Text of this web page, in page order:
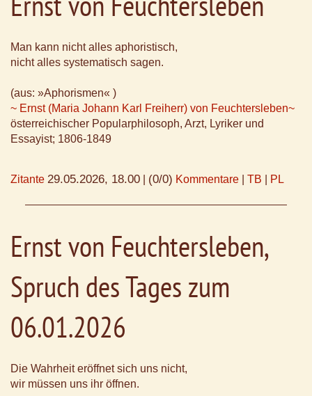
Man kann nicht alles aphoristisch,
nicht alles systematisch sagen.
(aus: »Aphorismen« )
~ Ernst (Maria Johann Karl Freiherr) von Feuchtersleben~
österreichischer Popularphilosoph, Arzt, Lyriker und
Essayist; 1806-1849
Zitante 29.05.2026, 18.00 (0/0) Kommentare TB PL
Ernst von Feuchtersleben,
Spruch des Tages zum
06.01.2026
Die Wahrheit eröffnet sich uns nicht,
wir müssen uns ihr öffnen.